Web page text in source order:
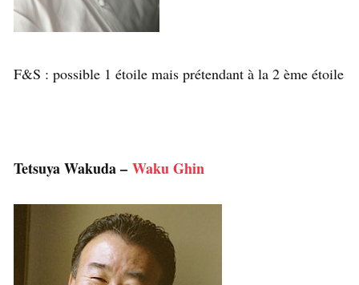
F&S : possible 1 étoile mais prétendant à la 2 ème étoile
Tetsuya Wakuda – Waku Ghin